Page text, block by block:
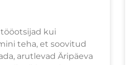
kui
teha, et soovitud
arutlevad Äripäeva